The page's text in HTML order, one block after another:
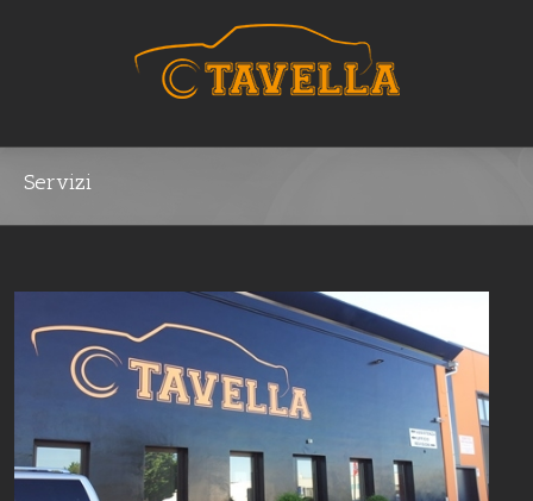
Servizi